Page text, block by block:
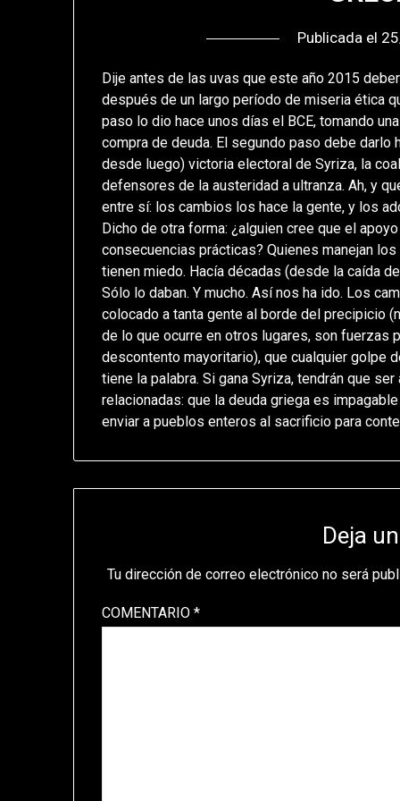
Publicada el
Dije antes de las uvas que este año 2015
después de un largo período de miseria ética
paso lo dio hace unos días el BCE, tomando
compra de deuda. El segundo paso debe darlo
desde luego) victoria electoral de Syriza, la
defensores de la austeridad a ultranza. Ah, y
entre sí: los cambios los hace la gente, y los
Dicho de otra forma: ¿alguien cree que el
consecuencias prácticas? Quienes manejan
tienen miedo. Hacía décadas (desde la caída
Sólo lo daban. Y mucho. Así nos ha ido. Los
colocado a tanta gente al borde del precipicio
de lo que ocurre en otros lugares, son fuerzas
descontento mayoritario), que cualquier golpe
tiene la palabra. Si gana Syriza, tendrán que
relacionadas: que la deuda griega es
enviar a pueblos enteros al sacrificio para
Deja
Tu dirección de correo electrónico no será
COMENTARIO*